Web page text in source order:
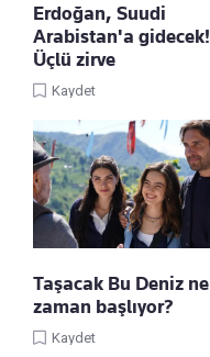
Erdoğan, Suudi
Arabistan'a gidecek!
Üçlü zirve
Kaydet
Taşacak Bu Deniz ne
zaman başlıyor?
Kaydet